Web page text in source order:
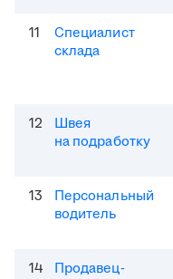
11
Специалист
склада
12
Швея
на подработку
13
Персональный
водитель
14
Продавец-